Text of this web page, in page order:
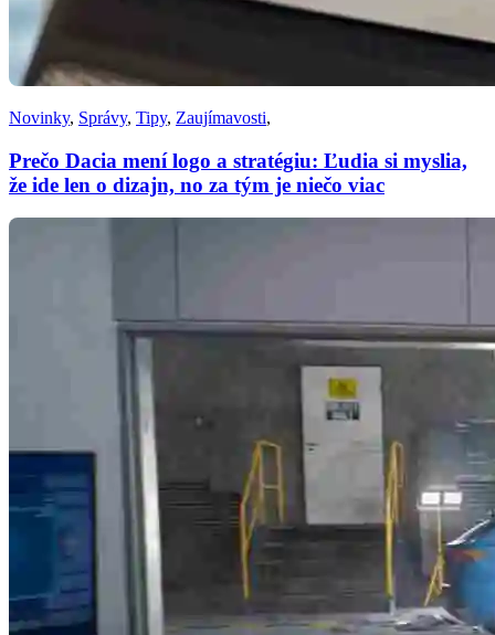
Novinky, Správy, Tipy, Zaujímavosti,
Prečo Dacia mení logo a stratégiu: Ľudia si myslia,
že ide len o dizajn, no za tým je niečo viac